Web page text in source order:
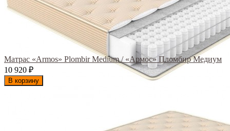
Матрас «Armos» Plombir Medium / «Армос» Пломбир Медиум
10 920 ₽
В корзину